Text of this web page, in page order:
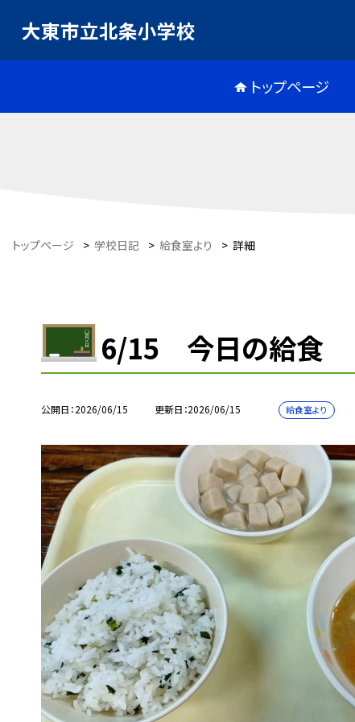
大東市立北条小学校
トップページ
トップページ > 学校日記 > 給食室より > 詳細
6/15 今日の給食
公開日 2026/06/15 更新日 2026/06/15 給食室より